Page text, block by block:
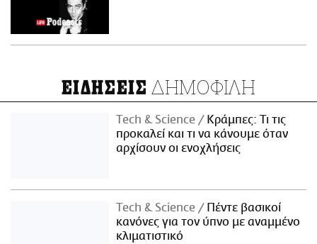
ΕΙΔΗΣΕΙΣ ΔΗΜΟΦΙΛΗ
Τech & Science
Κράμπες: Τι τις
προκαλεί και τι να κάνουμε όταν
αρχίσουν οι ενοχλήσεις
Τech & Science
Πέντε βασικοί
κανόνες για τον ύπνο με αναμμένο
κλιματιστικό